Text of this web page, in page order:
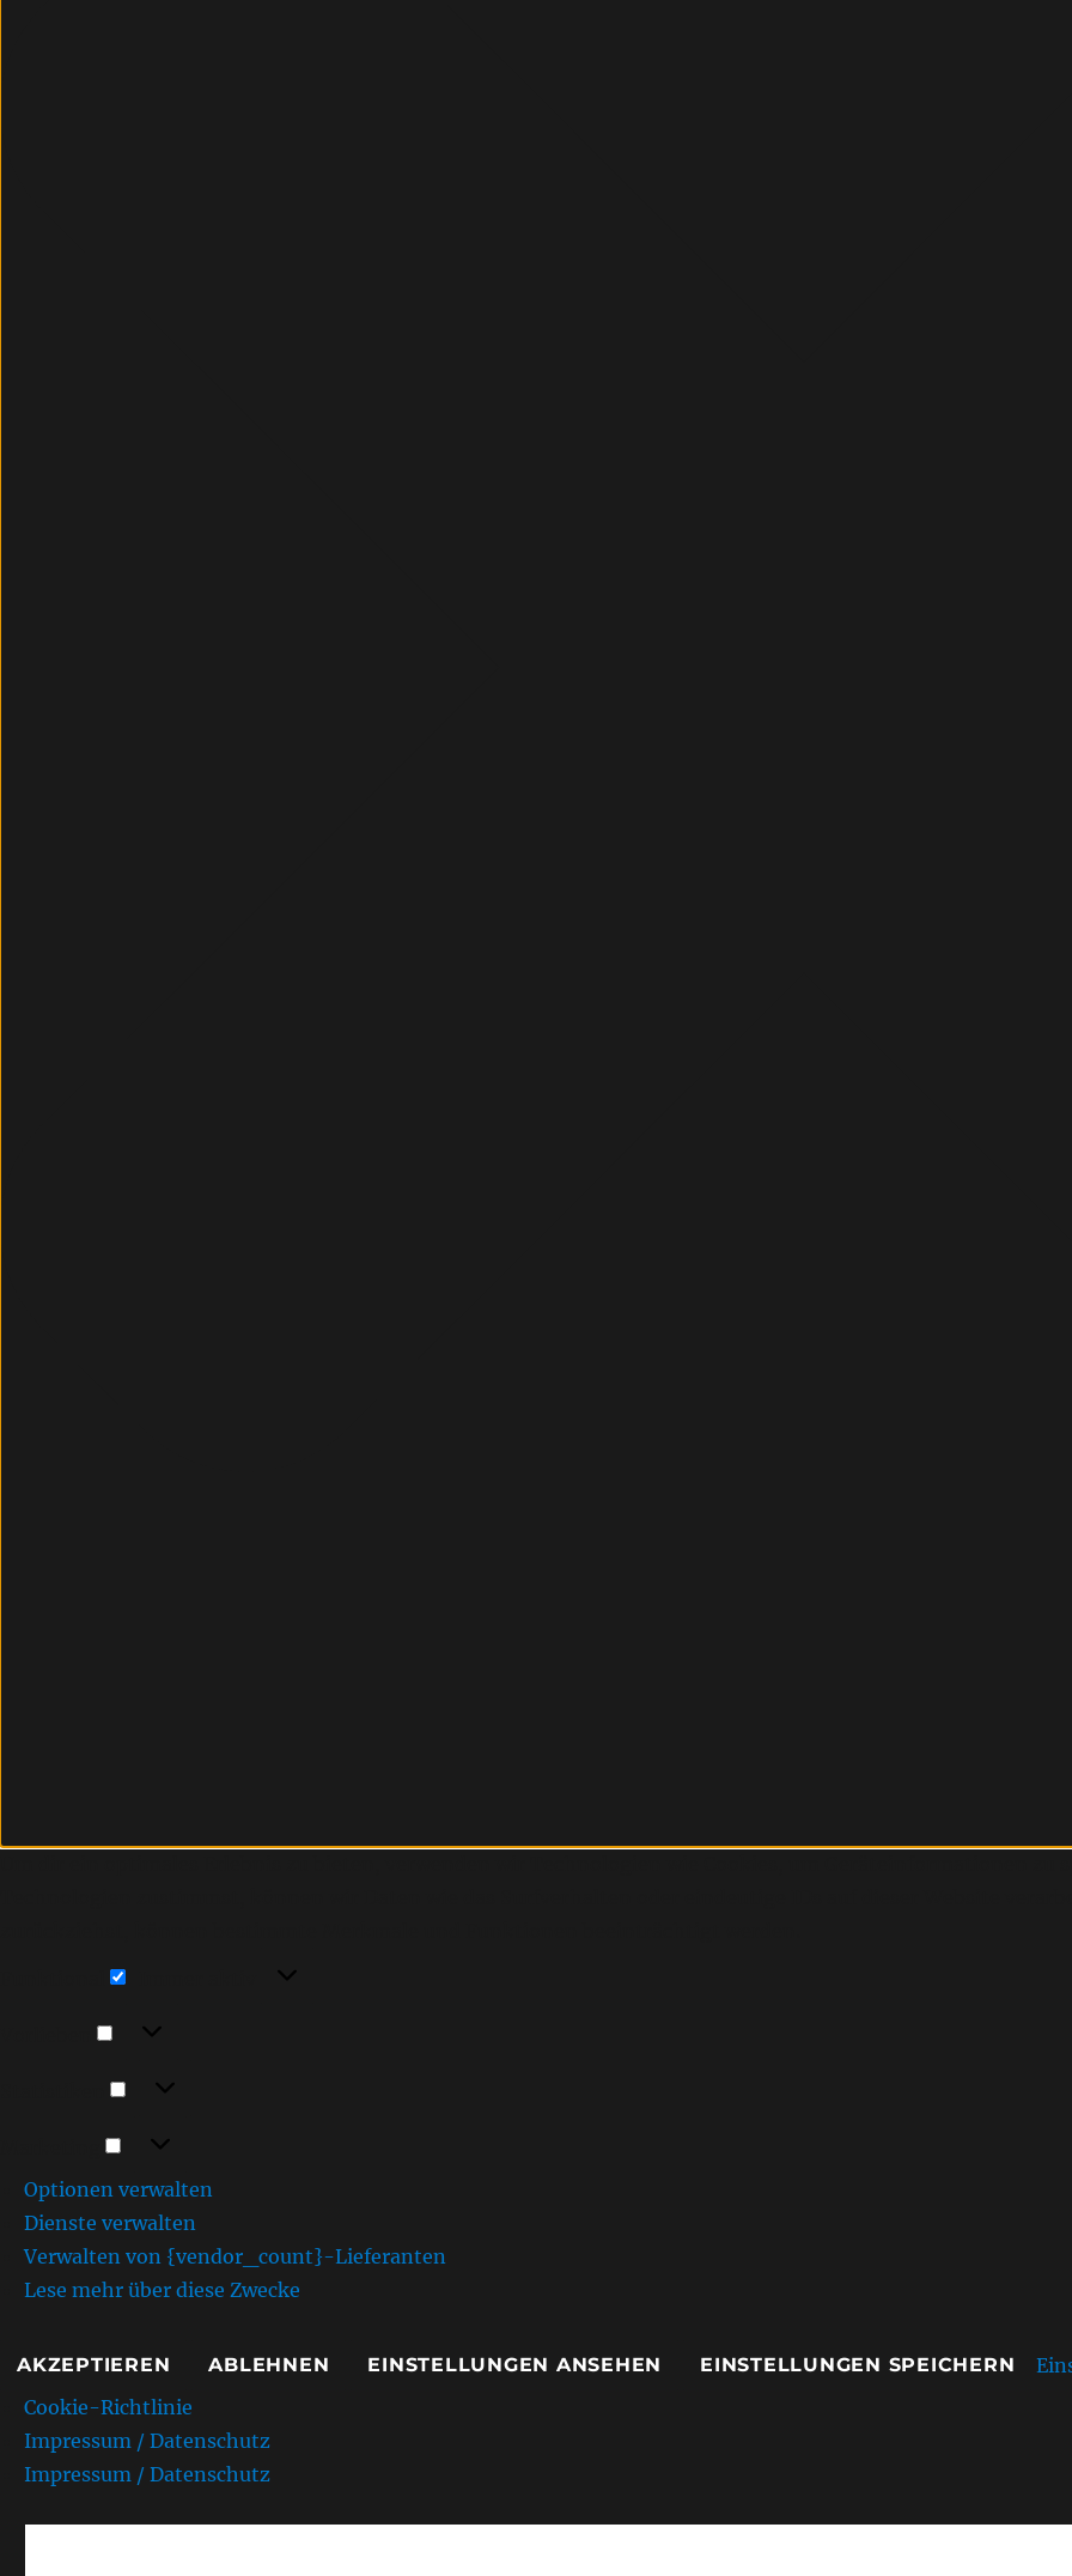
Optionen verwalten
Dienste verwalten
Verwalten von {vendor_count}-Lieferanten
Lese mehr über diese Zwecke
AKZEPTIEREN ABLEHNEN EINSTELLUNGEN ANSEHEN EINSTELLUNGEN SPEICHERN
Cookie-Richtlinie
Impressum / Datenschutz
Impressum / Datenschutz